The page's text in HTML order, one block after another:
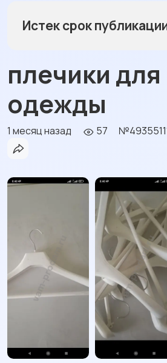
Истек срок
плечики для
одежды
1 месяц назад 57